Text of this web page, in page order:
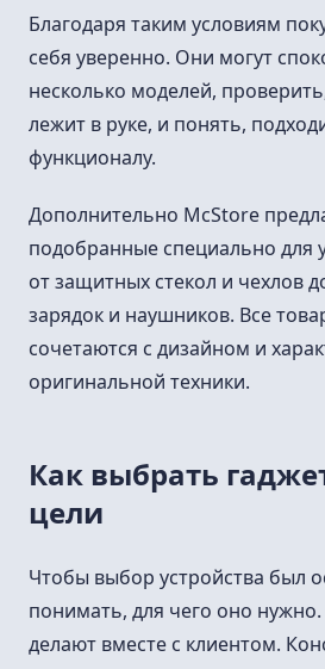
Благодаря таким условиям
себя уверенно. Они могут
несколько моделей,
лежит в руке, и понять,
функционалу.
Дополнительно McStore
подобранные специально для
от защитных стекол и чехлов
зарядок и наушников. Все
сочетаются с дизайном и
оригинальной техники.
Как выбрать
цели
Чтобы выбор устройства был
понимать, для чего оно
делают вместе с клиентом.